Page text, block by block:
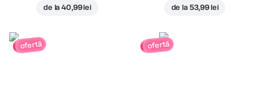
de la40,99 lei de la 53,99 lei
ofertă ofertă